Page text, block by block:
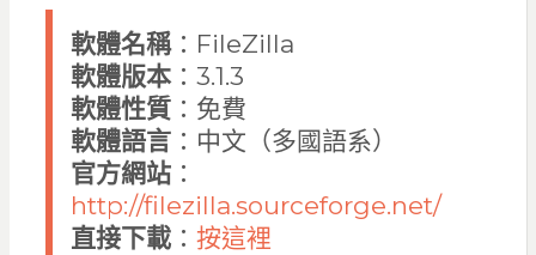
軟體名稱：FileZilla
軟體版本：3.1.3
軟體性質：免費
軟體語言：中文（多國語系）
官方網站：
http://filezilla.sourceforge.net/
直接下載： 按這裡